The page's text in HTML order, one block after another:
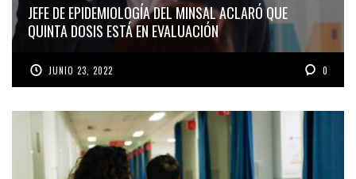
JEFE DE EPIDEMIOLOGÍA DEL MINSAL ACLARÓ QUE
QUINTA DOSIS ESTÁ EN EVALUACIÓN
JUNIO 23, 2022 0